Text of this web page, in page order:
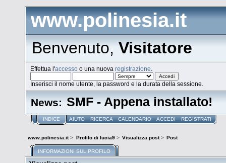
www.polinesia.it
Benvenuto,Visitatore
Effettua l'accesso o una nuovaregistrazione
Inserisci il nome utente, la password e la durata della sessione.
News: SMF - Appena installato!
INDICE AIUTO RICERCA CALENDARIO ACCEDI REGISTRATI
www.polinesia.it> Profilo di lucia9> Visualizza post> Post
INFORMAZIONI SUL PROFILO